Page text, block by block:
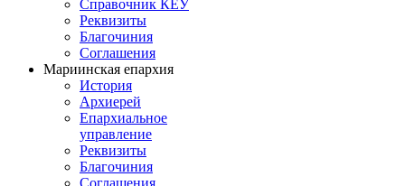
Справочник КЕУ
Реквизиты
Благочиния
Соглашения
Мариинская епархия
История
Архиерей
Епархиальное
управление
Реквизиты
Благочиния